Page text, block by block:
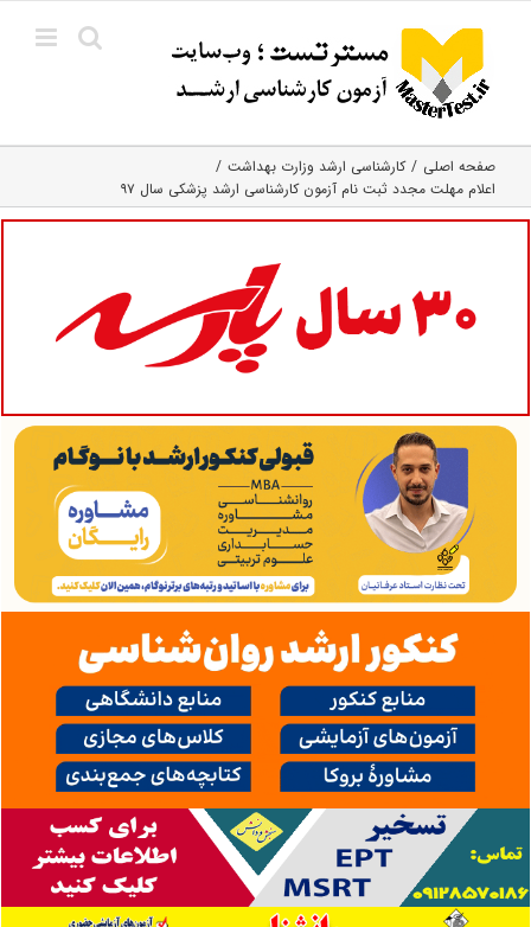
content
صفحه اصلی
کارشناسی ارشد وزارت بهداشت
اعلام مهلت مجدد ثبت نام آزمون کارشناسی ارشد پزشکی سال ۹۷